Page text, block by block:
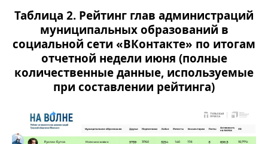
Таблица 2. Рейтинг глав администраций
муниципальных образований в
социальной сети «ВКонтакте» по итогам
отчетной недели июня (полные
количественные данные, используемые
при составлении рейтинга)